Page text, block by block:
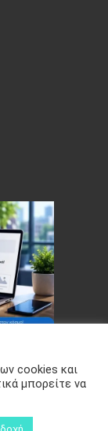
Theme : by
cookies και
μπορείτε να